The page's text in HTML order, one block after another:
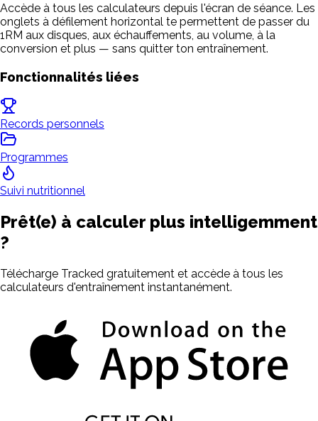
Accède à tous les calculateurs depuis l'écran de séance. Les
onglets à défilement horizontal te permettent de passer du
1RM aux disques, aux échauffements, au volume, à la
conversion et plus — sans quitter ton entraînement.
Fonctionnalités liées
Records personnels
Programmes
Suivi nutritionnel
Prêt(e) à calculer plus intelligemment
?
Télécharge Tracked gratuitement et accède à tous les
calculateurs d'entraînement instantanément.